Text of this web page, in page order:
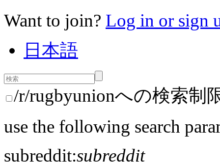
Want to join? Log in or sign
日本語
/r/rugbyunionへの検索制
use the following search
subreddit:subreddit